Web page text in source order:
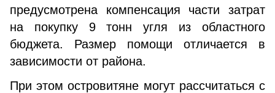
предусмотрена компенсация части затрат
на покупку 9 тонн угля из областного
бюджета. Размер помощи отличается в
зависимости от района.
При этом островитяне могут рассчитаться с